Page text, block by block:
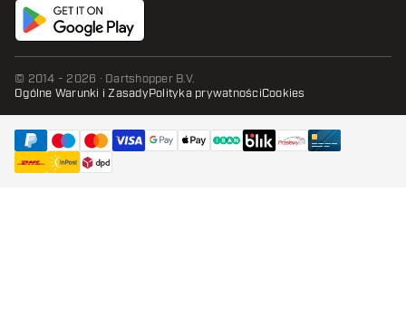
© 2014 - 2026 · Dartshopper B.V.
Ogólne Warunki i ZasadyPolityka prywatnościCookies